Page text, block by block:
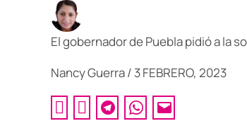
El gobernador de Puebla pidió a la
Nancy Guerra/ 3 FEBRERO, 2023